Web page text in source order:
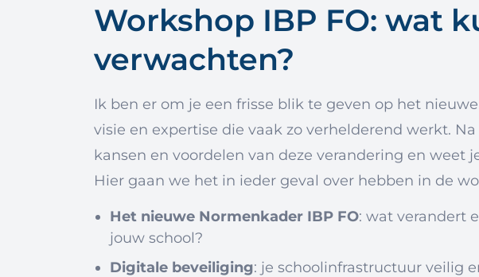
Workshop IBP FO: wat
verwachten?
Ik ben er om je een frisse blik te geven op het
visie en expertise die vaak zo verhelderend werkt.
kansen en voordelen van deze verandering en weet
Hier gaan we het in ieder geval over hebben in de
Het nieuwe Normenkader IBP FO: wat verandert
jouw school?
Digitale beveiliging: je schoolinfrastructuur veilig